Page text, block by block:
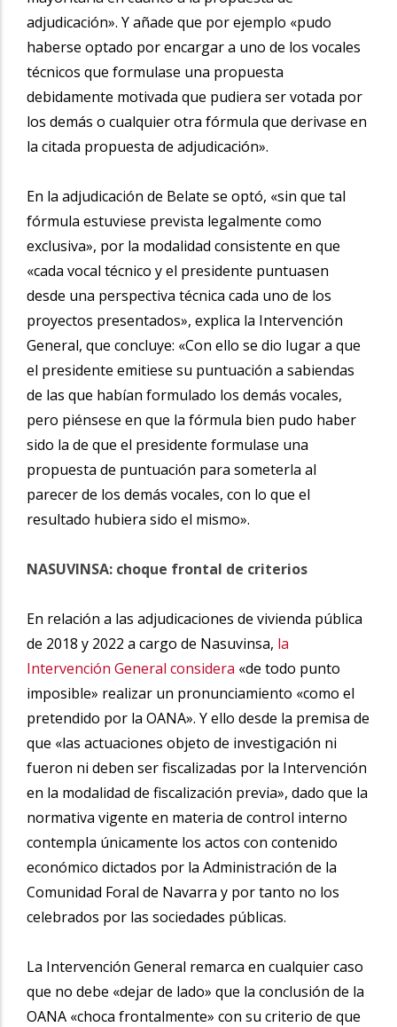
adjudicación». Y añade que por ejemplo «pudo
haberse optado por encargar a uno de los vocales
técnicos que formulase una propuesta
debidamente motivada que pudiera ser votada por
los demás o cualquier otra fórmula que derivase en
la citada propuesta de adjudicación».
En la adjudicación de Belate se optó, «sin que tal
fórmula estuviese prevista legalmente como
exclusiva», por la modalidad consistente en que
«cada vocal técnico y el presidente puntuasen
desde una perspectiva técnica cada uno de los
proyectos presentados», explica la Intervención
General, que concluye: «Con ello se dio lugar a que
el presidente emitiese su puntuación a sabiendas
de las que habían formulado los demás vocales,
pero piénsese en que la fórmula bien pudo haber
sido la de que el presidente formulase una
propuesta de puntuación para someterla al
parecer de los demás vocales, con lo que el
resultado hubiera sido el mismo».
NASUVINSA: choque frontal de criterios
En relación a las adjudicaciones de vivienda pública
de 2018 y 2022 a cargo de Nasuvinsa, la
Intervención General considera «de todo punto
imposible» realizar un pronunciamiento «como el
pretendido por la OANA». Y ello desde la premisa de
que «las actuaciones objeto de investigación ni
fueron ni deben ser fiscalizadas por la Intervención
en la modalidad de fiscalización previa», dado que la
normativa vigente en materia de control interno
contempla únicamente los actos con contenido
económico dictados por la Administración de la
Comunidad Foral de Navarra y por tanto no los
celebrados por las sociedades públicas.
La Intervención General remarca en cualquier caso
que no debe «dejar de lado» que la conclusión de la
OANA «choca frontalmente» con su criterio de que